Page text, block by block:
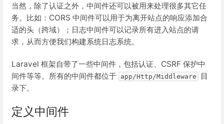
当然，除了认证之外，中间件还可以被用来处理很多其它任
务。比如：CORS 中间件可以用于为离开站点的响应添加合
适的头（跨域）；日志中间件可以记录所有进入站点的请
求，从而方便我们构建系统日志系统。
Laravel 框架自带了一些中间件，包括认证、CSRF 保护中
间件等等。所有的中间件都位于 app/Http/Middleware
目
录下。
定义中间件